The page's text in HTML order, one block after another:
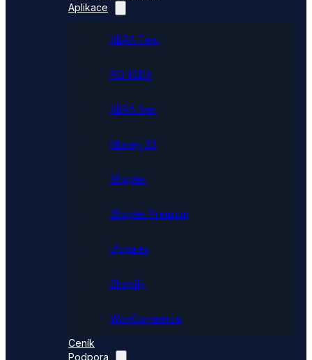
Aplikace
ABRA Flexi
POHODA
ABRA Gen
Money S3
Shoptet
Shoptet Premium
Upgates
Shopify
WooCommerce
Ceník
Podpora